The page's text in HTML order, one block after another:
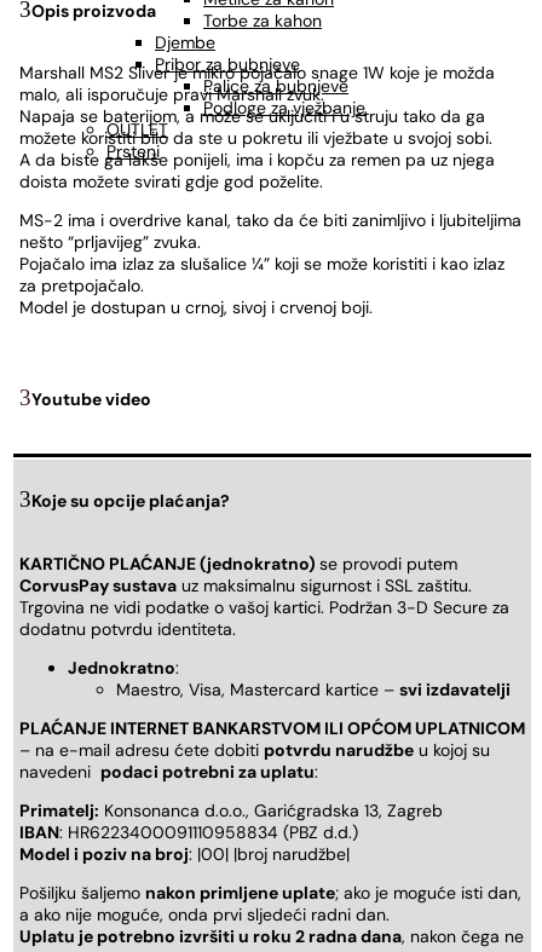
Torbe za kahon
Djembe
Pribor za bubnjeve
Palice za bubnjeve
Podloge za vježbanje
OUTLET
Prsteni
Opis proizvoda
Marshall MS2 Sliver je mikro pojačalo snage 1W koje je možda
malo, ali isporučuje pravi Marshall zvuk.
Napaja se baterijom, a može se uključiti i u struju tako da ga
možete koristiti bilo da ste u pokretu ili vježbate u svojoj sobi.
A da biste ga lakše ponijeli, ima i kopču za remen pa uz njega
doista možete svirati gdje god poželite.
MS-2 ima i overdrive kanal, tako da će biti zanimljivo i ljubiteljima
nešto “prljavijeg” zvuka.
Pojačalo ima izlaz za slušalice ¼” koji se može koristiti i kao izlaz
za pretpojačalo.
Model je dostupan u crnoj, sivoj i crvenoj boji.
Youtube video
Koje su opcije plaćanja?
KARTIČNO PLAĆANJE (jednokratno) se provodi putem
CorvusPay sustava uz maksimalnu sigurnost i SSL zaštitu.
Trgovina ne vidi podatke o vašoj kartici. Podržan 3-D Secure za
dodatnu potvrdu identiteta.
Jednokratno:
Maestro, Visa, Mastercard kartice – svi izdavatelji
PLAĆANJE INTERNET BANKARSTVOM ILI OPĆOM UPLATNICOM
– na e-mail adresu ćete dobiti potvrdu narudžbe u kojoj su
navedeni podaci potrebni za uplatu:
Primatelj: Konsonanca d.o.o., Garićgradska 13, Zagreb
IBAN: HR6223400091110958834 (PBZ d.d.)
Model i poziv na broj: |00| |broj narudžbe|
Pošiljku šaljemo nakon primljene uplate; ako je moguće isti dan,
a ako nije moguće, onda prvi sljedeći radni dan.
Uplatu je potrebno izvršiti u roku 2 radna dana, nakon čega ne